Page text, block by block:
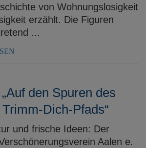
von Wohnungslosigkeit
erzählt. Die Figuren
...
den Spuren des
Dich-Pfads“
und frische Ideen: Der
Aalen e.